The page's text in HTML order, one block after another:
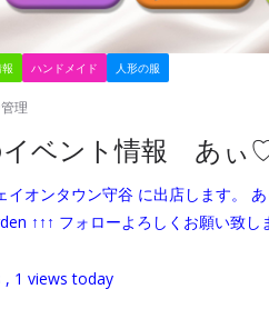
ハンドメイド 人形の服
理
イベント情報 あぃ
オンタウン守谷 に出店します。
↑↑↑ フォローよろしくお願い致
, 1 views today